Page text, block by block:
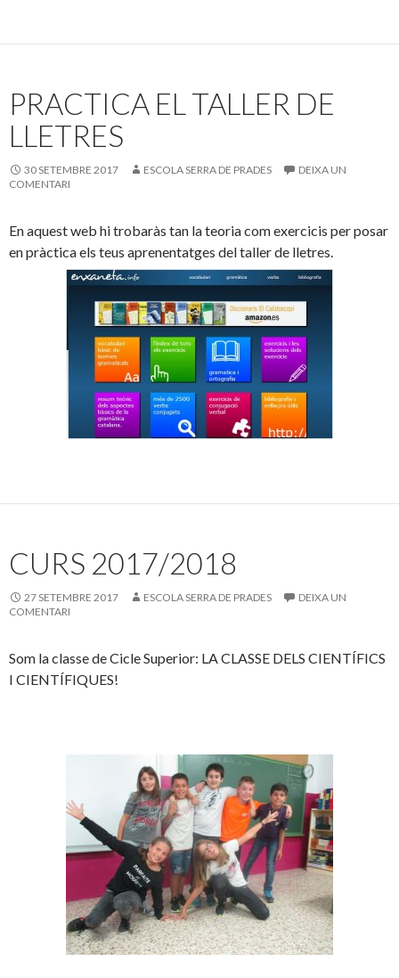
PRACTICA EL TALLER DE
LLETRES
30 SETEMBRE 2017 ESCOLA SERRA DE PRADES
DEIXA UN
COMENTARI
En aquest web hi trobaràs tan la teoria com exercicis per posar
en pràctica els teus aprenentatges del taller de lletres.
CURS 2017/2018
27 SETEMBRE 2017 ESCOLA SERRA DE PRADES
DEIXA UN
COMENTARI
Som la classe de Cicle Superior: LA CLASSE DELS CIENTÍFICS
I CIENTÍFIQUES!